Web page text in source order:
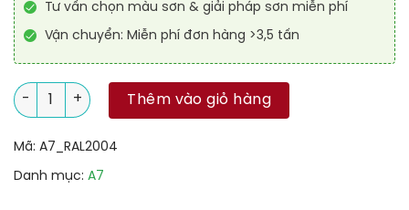
Tư vấn chọn màu sơn & giải pháp sơn miễn phí
Vận chuyển: Miễn phí đơn hàng >3,5 tấn
Sơn công nghiệp Alkyd kinh tế RAL RAKYD 2004 số lượng
Thêm vào giỏ hàng
Mã: A7_RAL2004
Danh mục: A7